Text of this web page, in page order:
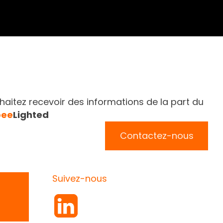
recevoir des informations de la part du
Lighted
Contactez-nous
Suivez-nous